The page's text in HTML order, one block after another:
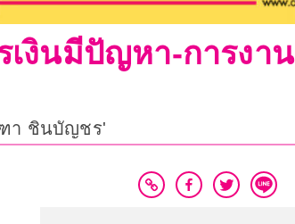
เงินมีปัญหา-การงาน
ฑา ชินบัญชร'